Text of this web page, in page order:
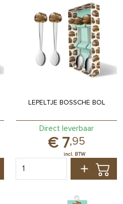
LEPELTJE BOSSCHE BOL
7,95
Direct leverbaar